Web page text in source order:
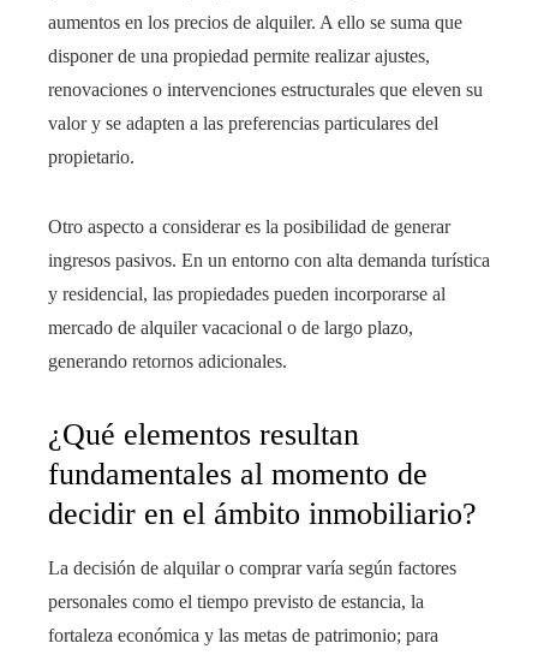
aumentos en los precios de alquiler. A ello se suma que
disponer de una propiedad permite realizar ajustes,
renovaciones o intervenciones estructurales que eleven su
valor y se adapten a las preferencias particulares del
propietario.
Otro aspecto a considerar es la posibilidad de generar
ingresos pasivos. En un entorno con alta demanda turística
y residencial, las propiedades pueden incorporarse al
mercado de alquiler vacacional o de largo plazo,
generando retornos adicionales.
¿Qué elementos resultan
fundamentales al momento de
decidir en el ámbito inmobiliario?
La decisión de alquilar o comprar varía según factores
personales como el tiempo previsto de estancia, la
fortaleza económica y las metas de patrimonio; para